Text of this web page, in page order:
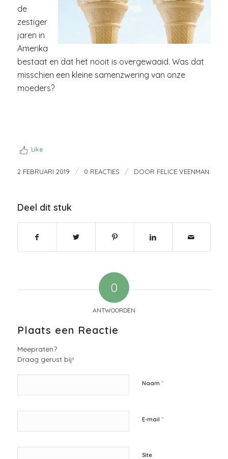
de
zestiger
jaren in
Amerika
bestaat en dat het nooit is overgewaaid. Was dat
misschien een kleine samenzwering van onze
moeders?
Like
2 FEBRUARI 2019 / 0 REACTIES / DOOR FELICE VEENMAN
Deel dit stuk
0
ANTWOORDEN
Plaats een Reactie
Meepraten?
Draag gerust bij!
Naam *
E-mail *
Site